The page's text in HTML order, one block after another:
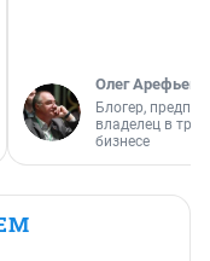
Олег Арефьев
Блогер,
владелец в
бизнесе